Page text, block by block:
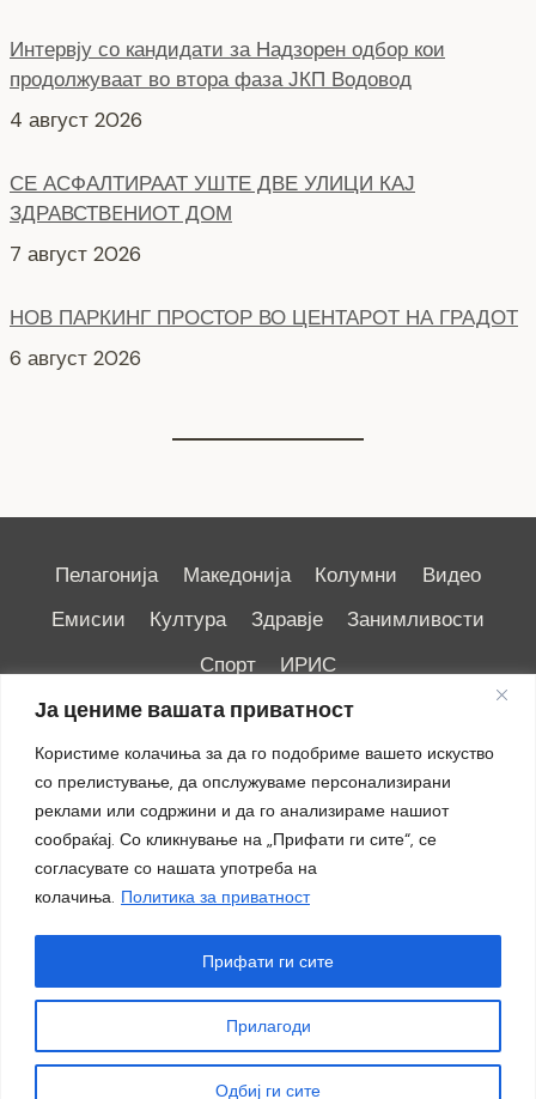
Ја цениме вашата приватност
Користиме колачиња за да го подобриме вашето искуство
со прелистување, да опслужуваме персонализирани
реклами или содржини и да го анализираме нашиот
сообраќај. Со кликнување на „Прифати ги сите“, се
согласувате со нашата употреба на
колачиња. Политика за приватност
Прилагоди
Одбиј ги сите
Прифати ги сите
Интервју со кандидати за Надзорен одбор кои
продолжуваат во втора фаза ЈКП Водовод
4 август 2026
СЕ АСФАЛТИРААТ УШТЕ ДВЕ УЛИЦИ КАЈ
ЗДРАВСТВEНИОТ ДОМ
7 август 2026
НОВ ПАРКИНГ ПРОСТОР ВО ЦЕНТАРОТ НА ГРАДОТ
6 август 2026
Пелагонија Македонија Колумни
Видео
Емисии
Култура Здравје
Занимливости
Спорт
ИРИС
Импресум|Маркетинг
© 2018 - 2026 ОТВ